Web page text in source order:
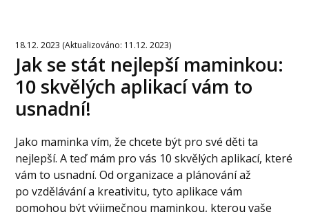
18.12. 2023 (Aktualizováno: 11.12. 2023)
Jak se stát nejlepší maminkou:
10 skvělých aplikací vám to
usnadní!
Jako maminka vím, že chcete být pro své děti ta
nejlepší. A teď mám pro vás 10 skvělých aplikací, které
vám to usnadní. Od organizace a plánování až
po vzdělávání a kreativitu, tyto aplikace vám
pomohou být výjimečnou maminkou, kterou vaše